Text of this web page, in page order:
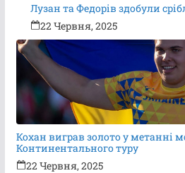
Лузан та Федорів здобули
22 Червня, 2025
Кохан виграв золото у метанні
Континентального туру
22 Червня, 2025